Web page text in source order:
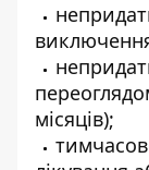
місяців);